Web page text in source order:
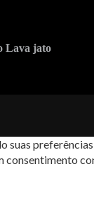
Lava jato
consentimento